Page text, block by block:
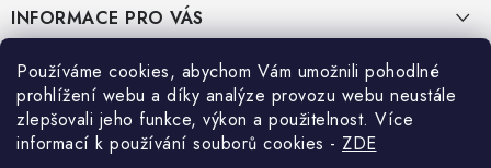
Používáme cookies, abychom Vám umožnili pohodlné
prohlížení webu a díky analýze provozu webu neustále
zlepšovali jeho funkce, výkon a použitelnost. Více
informací k používání souborů cookies - ZDE
pINFORMACE PRO VÁS
KONTAKTY
POŠTOVNÉ A DOPRAVA
KONFIGURÁTOR AUTOBATERIÍ
PRODEJNY BATTERY.CZ
Prodejna Brno - Pražákova ul.
Konfigurátor AUTOBATERIE